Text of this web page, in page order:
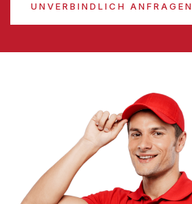
UNVERBINDLICH ANFRAGEN